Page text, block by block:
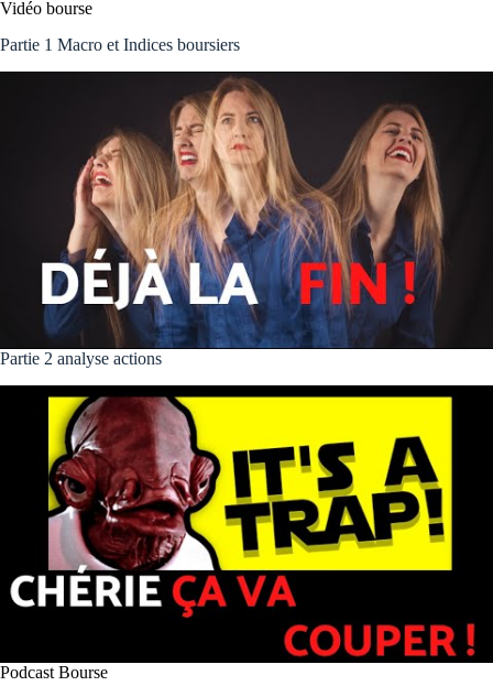
Vidéo bourse
Partie 1 Macro et Indices boursiers
Partie 2 analyse actions
Podcast Bourse